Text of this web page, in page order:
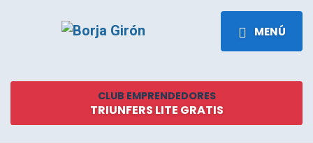
MENÚ
CLUB EMPRENDEDORES
TRIUNFERS LITE GRATIS